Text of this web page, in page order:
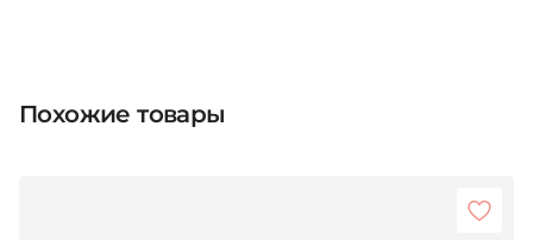
Похожие товары